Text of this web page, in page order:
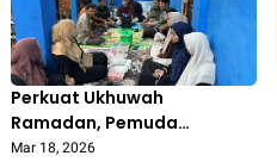
Perkuat Ukhuwah
Ramadan, Pemuda
Muhammadiyah dan
Mar 18, 2026